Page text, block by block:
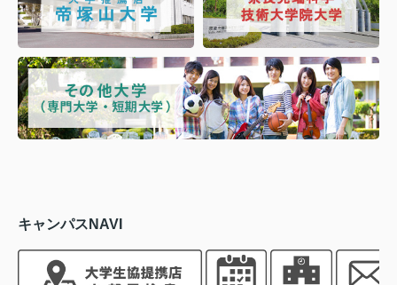
キャンパスNAVI